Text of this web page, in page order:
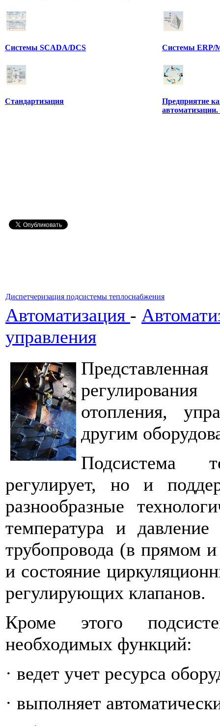
Системы SCADA/DCS Системы ERP/
Стандартизация
Предприятие
Диспетчеризация подсистемы теплоснабжения
Автоматизация -
управления
отопления,
другим
Подсистема
регулирует, но и
разнообразные
температура и
трубопровода (в прямом
и состояние
регулирующих клапанов.
Кроме этого
необходимых функций:
· ведет учет ресурса
· выполняет